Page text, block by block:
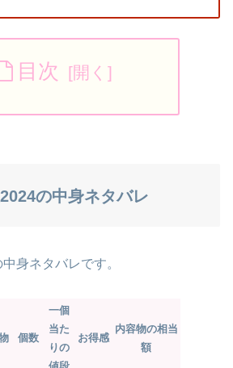
目次
の中身ネタバレ
身ネタバレです。
個数
一個
当た
りの
お得感
内容物の相当
額